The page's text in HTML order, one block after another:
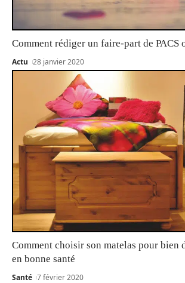
Comment rédiger un faire-part de PACS
Actu 28 janvier 2020
Comment choisir son matelas pour bien
en bonne santé
Santé 7 février 2020